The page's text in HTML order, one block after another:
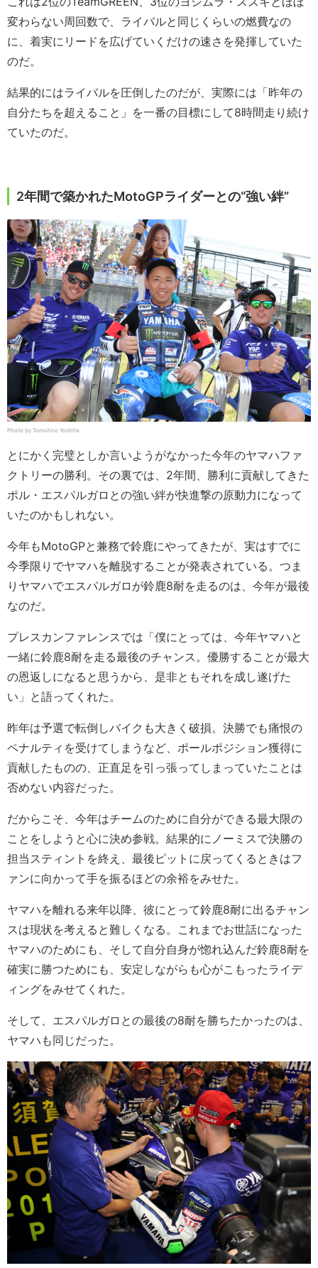
変わらない周回数で、ライバルと同じくらいの燃費なの
に、着実にリードを広げていくだけの速さを発揮していた
のだ。
結果的にはライバルを圧倒したのだが、実際には「昨年の
自分たちを超えること」を一番の目標にして8時間走り続け
ていたのだ。
2年間で築かれたMotoGPライダーとの“強い絆”
Photo by Tomohiro Yoshita
とにかく完璧としか言いようがなかった今年のヤマハファ
クトリーの勝利。その裏では、2年間、勝利に貢献してきた
ポル・エスパルガロとの強い絆が快進撃の原動力になって
いたのかもしれない。
今年もMotoGPと兼務で鈴鹿にやってきたが、実はすでに
今季限りでヤマハを離脱することが発表されている。つま
りヤマハでエスパルガロが鈴鹿8耐を走るのは、今年が最後
なのだ。
プレスカンファレンスでは「僕にとっては、今年ヤマハと
一緒に鈴鹿8耐を走る最後のチャンス。優勝することが最大
の恩返しになると思うから、是非ともそれを成し遂げた
い」と語ってくれた。
昨年は予選で転倒しバイクも大きく破損。決勝でも痛恨の
ペナルティを受けてしまうなど、ポールポジション獲得に
貢献したものの、正直足を引っ張ってしまっていたことは
否めない内容だった。
だからこそ、今年はチームのために自分ができる最大限の
ことをしようと心に決め参戦。結果的にノーミスで決勝の
担当スティントを終え、最後ピットに戻ってくるときはフ
ァンに向かって手を振るほどの余裕をみせた。
ヤマハを離れる来年以降、彼にとって鈴鹿8耐に出るチャン
スは現状を考えると難しくなる。これまでお世話になった
ヤマハのためにも、そして自分自身が惚れ込んだ鈴鹿8耐を
確実に勝つためにも、安定しながらも心がこもったライデ
ィングをみせてくれた。
そして、エスパルガロとの最後の8耐を勝ちたかったのは、
ヤマハも同じだった。